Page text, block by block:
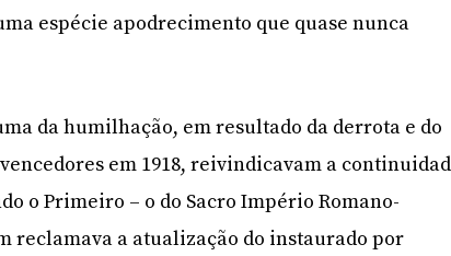
espécie apodrecimento que quase nunca
da humilhação, em resultado da derrota e do
em 1918, reivindicavam a
o Primeiro – o do Sacro Império Romano-
reclamava a atualização do instaurado por